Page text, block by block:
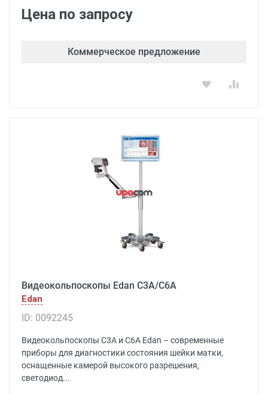
Цена по запросу
Коммерческое предложение
Видеокольпоскопы Edan С3A/С6A
Edan
ID: 0092245
Видеокольпоскопы С3A и С6A Edan – современные
приборы для диагностики состояния шейки матки,
оснащенные камерой высокого разрешения,
светодиод...